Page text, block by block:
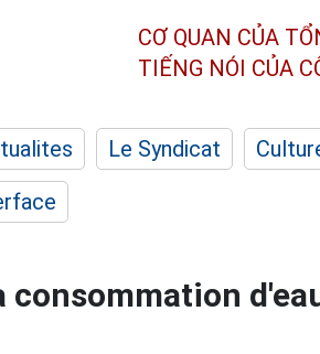
CƠ QUAN CỦA
TIẾNG NÓI CỦA
Le Syndicat